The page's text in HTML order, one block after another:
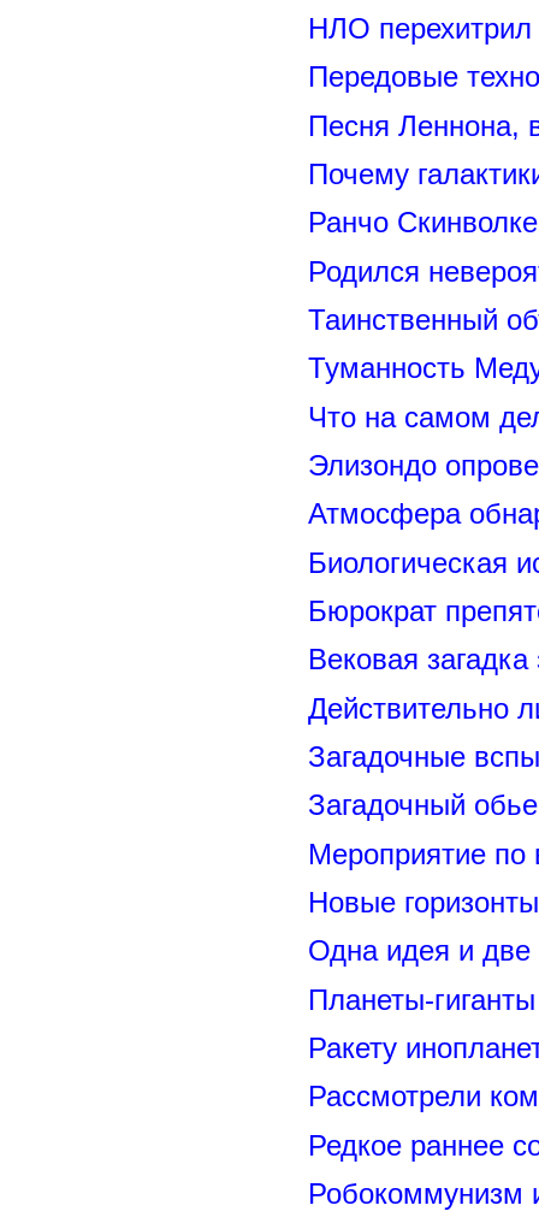
НЛО перехитрил
Передовые
Песня Леннона,
Почему
Ранчо
Родился
Таинственный
Туманность
Что на самом
Элизондо
Атмосфера
Биологическая
Бюрократ
Вековая
Действительно
Загадочные
Загадочный
Мероприятие
Новые
Одна идея и две
Планеты-
Ракету
Рассмотрели
Редкое раннее